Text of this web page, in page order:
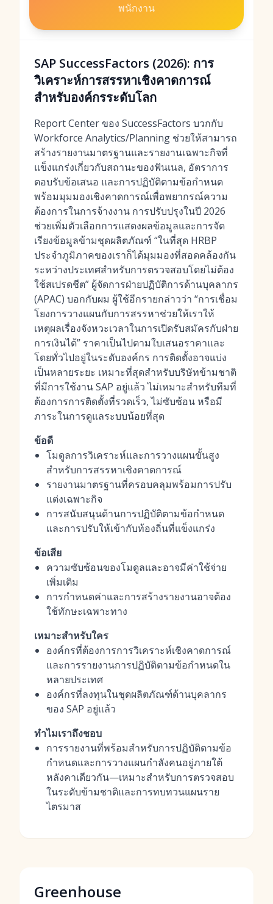
พนักงาน
SAP SuccessFactors (2026): การ
วิเคราะห์การสรรหาเชิงคาดการณ์
สำหรับองค์กรระดับโลก
Report Center ของ SuccessFactors บวกกับ
Workforce Analytics/Planning ช่วยให้สามารถ
สร้างรายงานมาตรฐานและรายงานเฉพาะกิจที่
แข็งแกร่งเกี่ยวกับสถานะของฟันเนล, อัตราการ
ตอบรับข้อเสนอ และการปฏิบัติตามข้อกำหนด
พร้อมมุมมองเชิงคาดการณ์เพื่อพยากรณ์ความ
ต้องการในการจ้างงาน การปรับปรุงในปี 2026
ช่วยเพิ่มตัวเลือกการแสดงผลข้อมูลและการจัด
เรียงข้อมูลข้ามชุดผลิตภัณฑ์ “ในที่สุด HRBP
ประจำภูมิภาคของเราก็ได้มุมมองที่สอดคล้องกัน
ระหว่างประเทศสำหรับการตรวจสอบโดยไม่ต้อง
ใช้สเปรดชีต” ผู้จัดการฝ่ายปฏิบัติการด้านบุคลากร
(APAC) บอกกับผม ผู้ใช้อีกรายกล่าวว่า “การเชื่อม
โยงการวางแผนกับการสรรหาช่วยให้เราให้
เหตุผลเรื่องจังหวะเวลาในการเปิดรับสมัครกับฝ่าย
การเงินได้” ราคาเป็นไปตามใบเสนอราคาและ
โดยทั่วไปอยู่ในระดับองค์กร การติดตั้งอาจแบ่ง
เป็นหลายระยะ เหมาะที่สุดสำหรับบริษัทข้ามชาติ
ที่มีการใช้งาน SAP อยู่แล้ว ไม่เหมาะสำหรับทีมที่
ต้องการการติดตั้งที่รวดเร็ว, ไม่ซับซ้อน หรือมี
ภาระในการดูแลระบบน้อยที่สุด
ข้อดี
โมดูลการวิเคราะห์และการวางแผนขั้นสูง
สำหรับการสรรหาเชิงคาดการณ์
รายงานมาตรฐานที่ครอบคลุมพร้อมการปรับ
แต่งเฉพาะกิจ
การสนับสนุนด้านการปฏิบัติตามข้อกำหนด
และการปรับให้เข้ากับท้องถิ่นที่แข็งแกร่ง
ข้อเสีย
ความซับซ้อนของโมดูลและอาจมีค่าใช้จ่าย
เพิ่มเติม
การกำหนดค่าและการสร้างรายงานอาจต้อง
ใช้ทักษะเฉพาะทาง
เหมาะสำหรับใคร
องค์กรที่ต้องการการวิเคราะห์เชิงคาดการณ์
และการรายงานการปฏิบัติตามข้อกำหนดใน
หลายประเทศ
องค์กรที่ลงทุนในชุดผลิตภัณฑ์ด้านบุคลากร
ของ SAP อยู่แล้ว
ทำไมเราถึงชอบ
การรายงานที่พร้อมสำหรับการปฏิบัติตามข้อ
กำหนดและการวางแผนกำลังคนอยู่ภายใต้
หลังคาเดียวกัน—เหมาะสำหรับการตรวจสอบ
ในระดับข้ามชาติและการทบทวนแผนราย
ไตรมาส
Greenhouse